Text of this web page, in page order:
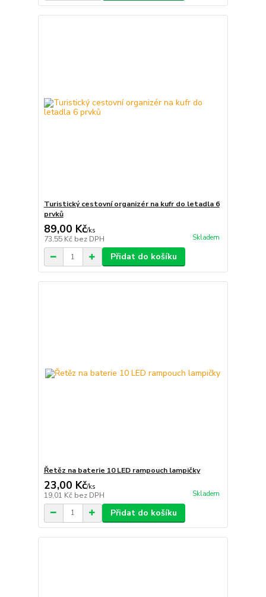
Turistický cestovní organizér na kufr do letadla 6
prvků
89,00 Kč/ks
73,55 Kč bez DPH Skladem
Přidat do košíku
Řetěz na baterie 10 LED rampouch lampičky
23,00 Kč/ks
19,01 Kč bez DPH Skladem
Přidat do košíku